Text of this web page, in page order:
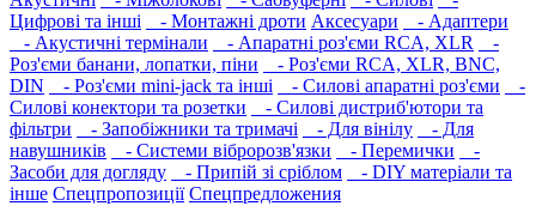
Цифрові та інші
- Монтажні дроти Аксесуари
- Адаптери
- Акустичні термінали
- Апаратні роз'єми RCA, XLR
-
Роз'єми банани, лопатки, піни
- Роз'єми RCA, XLR, BNC,
DIN
- Роз'єми mini-jack та інші - Силові апаратні роз'єми
-
Силові конектори та розетки
- Силові дистриб'ютори та
фільтри
- Запобіжники та тримачі - Для вінілу
- Для
навушників‎
- Системи вібророзв'язки - Перемички
-
Засоби для догляду
- Припій зі сріблом
- DIY матеріали та
інше Спецпропозиції Спецпредложения